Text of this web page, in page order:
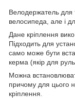
Велодержатель для
велосипеда, але і
Дане кріплення
Підходить для
само може бути
керма (якір для
Можна
причому для цього
кріплення.